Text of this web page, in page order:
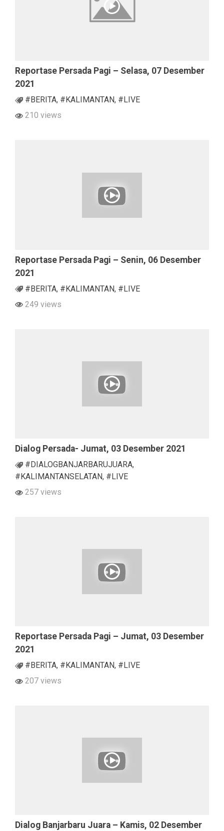
Reportase Persada Pagi – Selasa, 07 Desember
2021
#BERITA, #KALIMANTAN, #LIVE
210 views
Reportase Persada Pagi – Senin, 06 Desember
2021
#BERITA, #KALIMANTAN, #LIVE
249 views
Dialog Persada- Jumat, 03 Desember 2021
#DIALOGBANJARBARUJUARA,
#KALIMANTANSELATAN, #LIVE
257 views
Reportase Persada Pagi – Jumat, 03 Desember
2021
#BERITA, #KALIMANTAN, #LIVE
207 views
Dialog Banjarbaru Juara – Kamis, 02 Desember